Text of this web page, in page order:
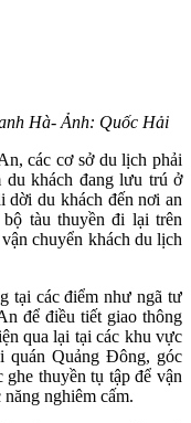
Hà- Ảnh: Quốc Hải
các cơ sở du lịch phải
du khách đang lưu trú ở
dời du khách đến nơi an
tàu thuyền đi lại trên
chuyển khách du lịch
tại các điểm như ngã tư
để điều tiết giao thông
qua lại tại các khu vực
quán Quảng Đông, góc
thuyền tụ tập để vận
nghiêm cấm.